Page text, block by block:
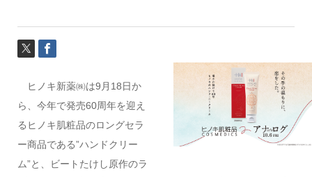
ヒノキ新薬㈱は9月18日か
ら、今年で発売60周年を迎え
るヒノキ肌粧品のロングセラ
ー商品である”ハンドクリー
ム”と、ビートたけし原作のラ